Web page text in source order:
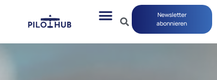
Newsletter
abonnieren